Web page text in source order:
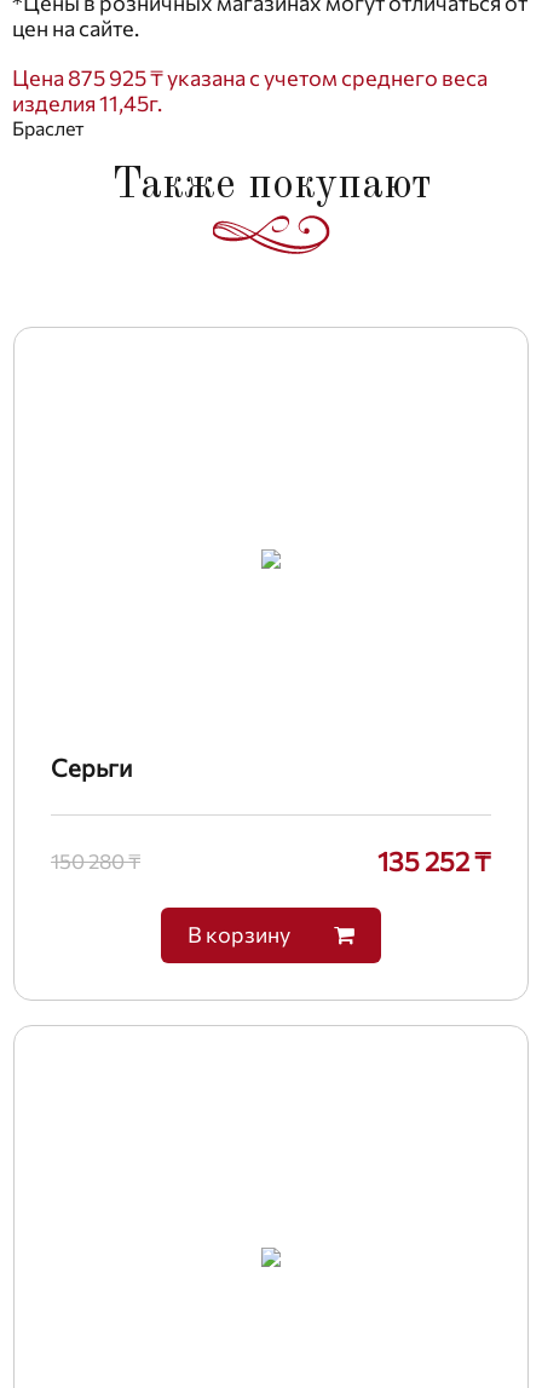
цен на сайте.
Цена 875 925 ₸ указана с учетом среднего веса
изделия 11,45г.
Браслет
Также покупают
Серьги
150 280 ₸ 135 252 ₸
В корзину